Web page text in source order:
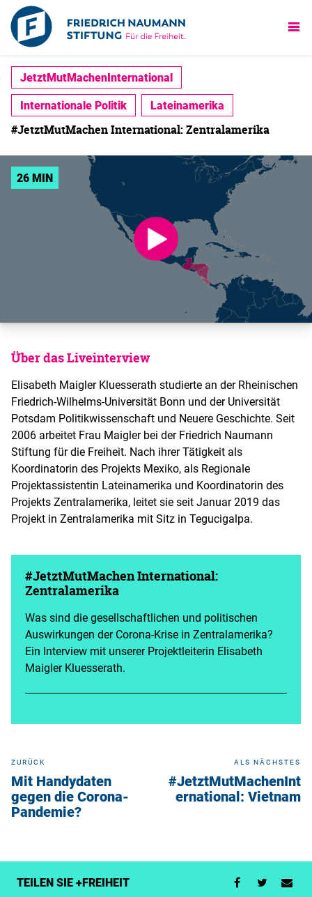
JetztMutMachenInternational
Internationale Politik
Lateinamerika
#JetztMutMachen International: Zentralamerika
26 MIN
Über das Liveinterview
Elisabeth Maigler Kluesserath studierte an der Rheinischen
Friedrich-Wilhelms-Universität Bonn und der Universität
Potsdam Politikwissenschaft und Neuere Geschichte. Seit
2006 arbeitet Frau Maigler bei der Friedrich Naumann
Stiftung für die Freiheit. Nach ihrer Tätigkeit als
Koordinatorin des Projekts Mexiko, als Regionale
Projektassistentin Lateinamerika und Koordinatorin des
Projekts Zentralamerika, leitet sie seit Januar 2019 das
Projekt in Zentralamerika mit Sitz in Tegucigalpa.
#JetztMutMachen International:
Zentralamerika
Was sind die gesellschaftlichen und politischen
Auswirkungen der Corona-Krise in Zentralamerika?
Ein Interview mit unserer Projektleiterin Elisabeth
Maigler Kluesserath.
ZURÜCK
Mit Handydaten
gegen die Corona-
Pandemie?
ALS NÄCHSTES
#JetztMutMachenInt
ernational: Vietnam
TEILEN SIE +FREIHEIT